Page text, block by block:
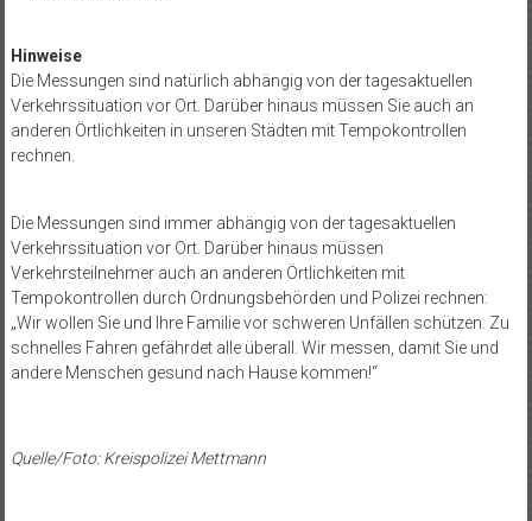
Hinweise
Die Messungen sind natürlich abhängig von der tagesaktuellen
Verkehrssituation vor Ort. Darüber hinaus müssen Sie auch an
anderen Örtlichkeiten in unseren Städten mit Tempokontrollen
rechnen.
Die Messungen sind immer abhängig von der tagesaktuellen
Verkehrssituation vor Ort. Darüber hinaus müssen
Verkehrsteilnehmer auch an anderen Örtlichkeiten mit
Tempokontrollen durch Ordnungsbehörden und Polizei rechnen:
„Wir wollen Sie und Ihre Familie vor schweren Unfällen schützen. Zu
schnelles Fahren gefährdet alle überall. Wir messen, damit Sie und
andere Menschen gesund nach Hause kommen!“
Quelle/Foto: Kreispolizei Mettmann